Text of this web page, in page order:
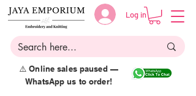
Log in
⚠️ Online sales paused —
WhatsApp us to order!